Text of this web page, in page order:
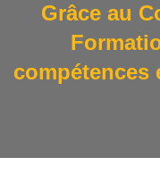
Grâce au
compétences